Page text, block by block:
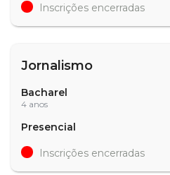
Inscrições encerradas
Jornalismo
Bacharel
4 anos
Presencial
Inscrições encerradas